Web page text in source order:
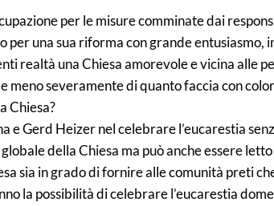
per le misure comminate dai
una sua riforma con grande
realtà una Chiesa amorevole e vicina alle
meno severamente di quanto faccia con
Chiesa?
Gerd Heizer nel celebrare l’eucarestia
della Chiesa ma può anche essere
sia in grado di fornire alle comunità preti
la possibilità di celebrare l’eucarestia